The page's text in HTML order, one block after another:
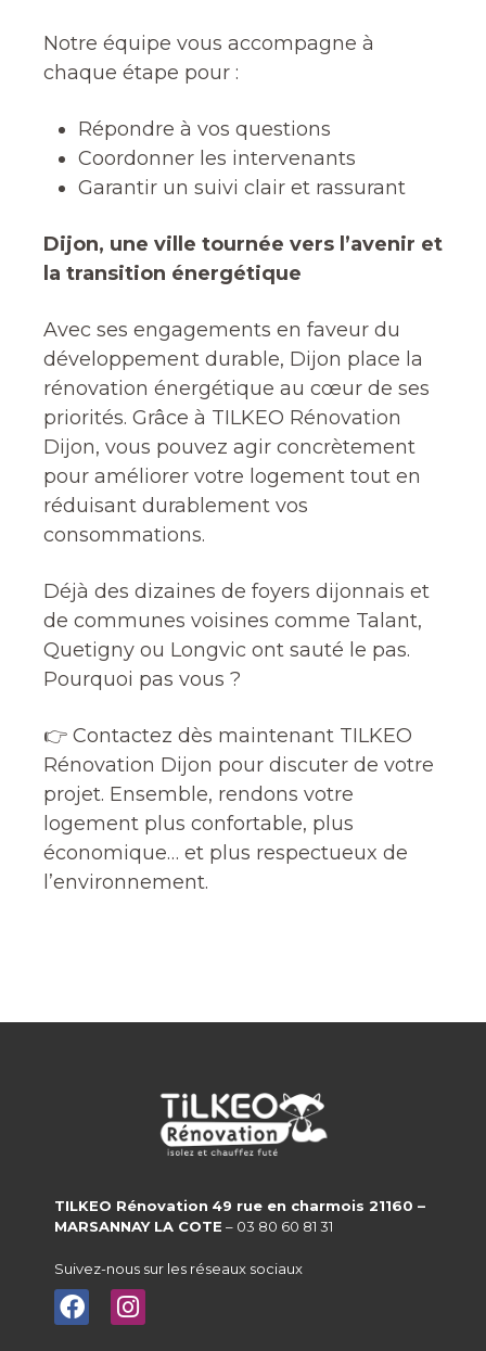
Notre équipe vous accompagne à
chaque étape pour :
Répondre à vos questions
Coordonner les intervenants
Garantir un suivi clair et rassurant
Dijon, une ville tournée vers l’avenir et
la transition énergétique
Avec ses engagements en faveur du
développement durable, Dijon place la
rénovation énergétique au cœur de ses
priorités. Grâce à TILKEO Rénovation
Dijon, vous pouvez agir concrètement
pour améliorer votre logement tout en
réduisant durablement vos
consommations.
Déjà des dizaines de foyers dijonnais et
de communes voisines comme Talant,
Quetigny ou Longvic ont sauté le pas.
Pourquoi pas vous ?
👉 Contactez dès maintenant TILKEO
Rénovation Dijon pour discuter de votre
projet. Ensemble, rendons votre
logement plus confortable, plus
économique… et plus respectueux de
l’environnement.
TILKEO Rénovation 49 rue en charmois 21160 –
MARSANNAY LA COTE – 03 80 60 81 31
Suivez-nous sur les réseaux sociaux